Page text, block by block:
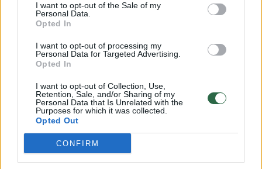
I want to opt-out of the Sale of my
Personal Data.
Opted In
I want to opt-out of processing my
Personal Data for Targeted Advertising.
Opted In
I want to opt-out of Collection, Use,
Retention, Sale, and/or Sharing of my
Personal Data that Is Unrelated with the
Purposes for which it was collected.
Opted Out
CONFIRM
V.Glebus atkreipė dėmesį, kad svarbi ir
padangų laikymo padėtis.
Dažniausiai padangos suguldomos viena ant
kitos ant betoninių garažo grindų, bet tai nėra
geriausias jų laikymo būdas.
Jei padangos numontuojamos nuo ratlankių,
jas reikėtų laikyti pastatytas vertikaliai.